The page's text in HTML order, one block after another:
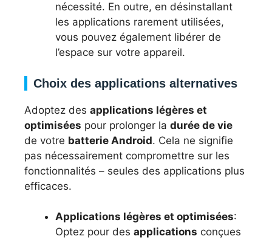
nécessité. En outre, en désinstallant
les applications rarement utilisées,
vous pouvez également libérer de
l’espace sur votre appareil.
Choix des applications alternatives
Adoptez des applications légères et
optimisées pour prolonger la durée de vie
de votre batterie Android. Cela ne signifie
pas nécessairement compromettre sur les
fonctionnalités – seules des applications plus
efficaces.
Applications légères et optimisées:
Optez pour des applications conçues